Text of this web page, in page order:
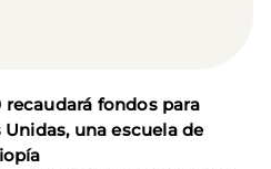
recaudará fondos para
una escuela de